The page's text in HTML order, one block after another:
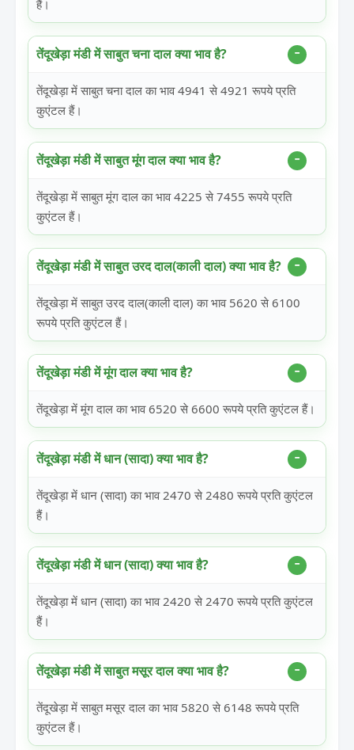
हैं।
तेंदूखेड़ा मंडी में साबुत चना दाल क्या भाव है?
तेंदूखेड़ा में साबुत चना दाल का भाव 4941 से 4921 रूपये प्रति
कुएंटल हैं।
तेंदूखेड़ा मंडी में साबुत मूंग दाल क्या भाव है?
तेंदूखेड़ा में साबुत मूंग दाल का भाव 4225 से 7455 रूपये प्रति
कुएंटल हैं।
तेंदूखेड़ा मंडी में साबुत उरद दाल(काली दाल) क्या भाव है?
तेंदूखेड़ा में साबुत उरद दाल(काली दाल) का भाव 5620 से 6100
रूपये प्रति कुएंटल हैं।
तेंदूखेड़ा मंडी में मूंग दाल क्या भाव है?
तेंदूखेड़ा में मूंग दाल का भाव 6520 से 6600 रूपये प्रति कुएंटल हैं।
तेंदूखेड़ा मंडी में धान (सादा) क्या भाव है?
तेंदूखेड़ा में धान (सादा) का भाव 2470 से 2480 रूपये प्रति कुएंटल
हैं।
तेंदूखेड़ा मंडी में धान (सादा) क्या भाव है?
तेंदूखेड़ा में धान (सादा) का भाव 2420 से 2470 रूपये प्रति कुएंटल
हैं।
तेंदूखेड़ा मंडी में साबुत मसूर दाल क्या भाव है?
तेंदूखेड़ा में साबुत मसूर दाल का भाव 5820 से 6148 रूपये प्रति
कुएंटल हैं।